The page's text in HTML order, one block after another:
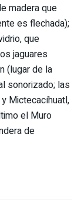
madera que
es flechada);
que
jaguares
(lugar de la
sonorizado; las
Mictecacíhuatl,
el Muro
de